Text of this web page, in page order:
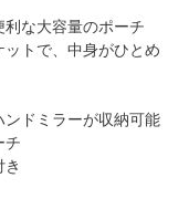
利な大容量のポーチ
ットで、中身がひとめ
ンドミラーが収納可能
チ